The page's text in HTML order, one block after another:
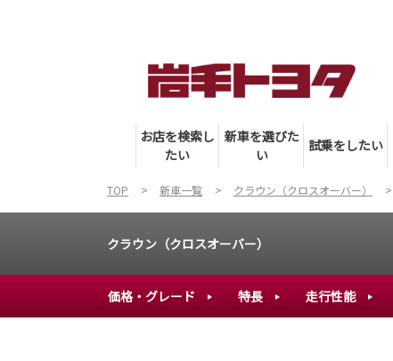
お店を検索し
たい
新車を選びた
い
試乗をしたい
TOP 新車一覧 クラウン（クロスオーバー）
クラウン（クロスオーバー）
価格・グレード 特長 走行性能